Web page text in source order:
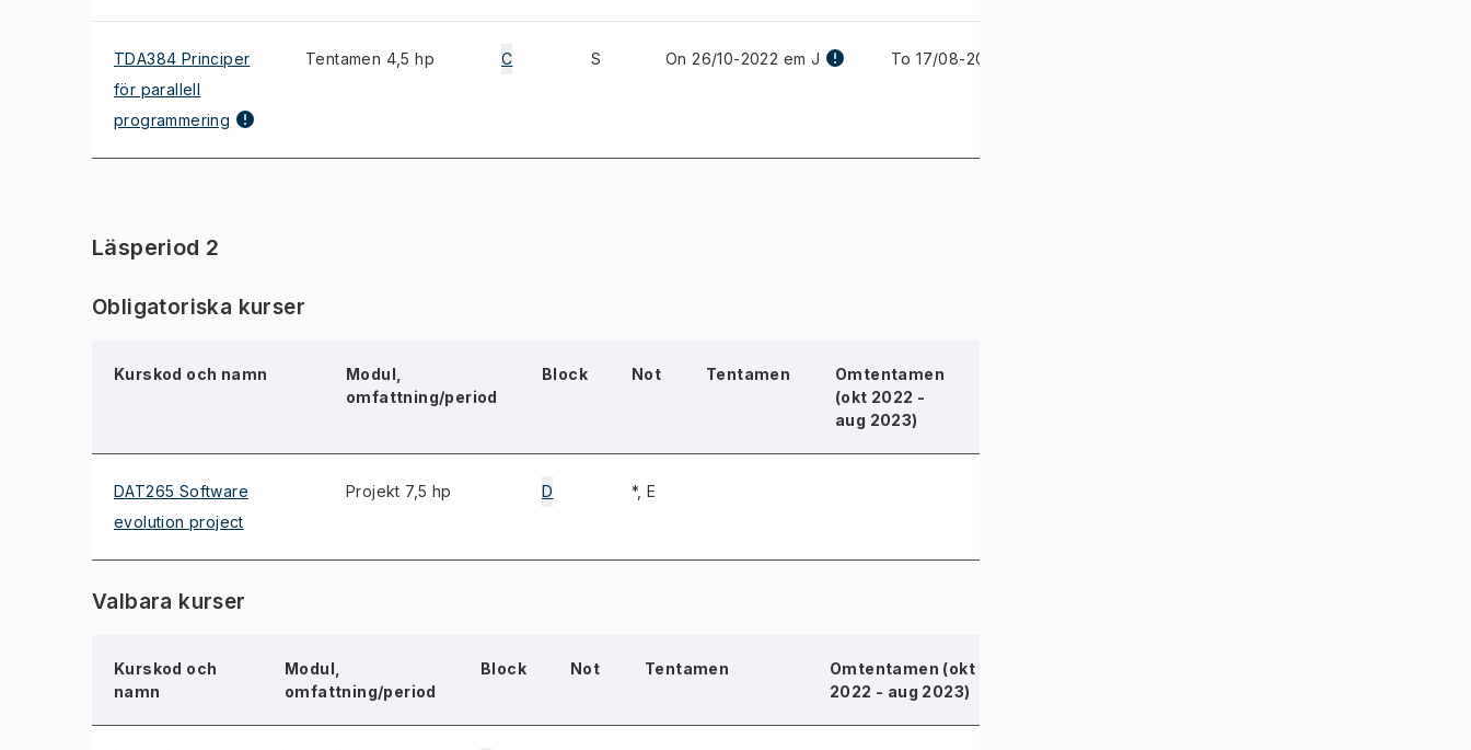
TDA384 Principer
för parallell
programmering
Tentamen 4,5 hp C S On 26/10-2022 em J To 17/08-2023 em J
Läsperiod 2
Obligatoriska kurser
Kurskod och namn
Modul,
omfattning/period
Block Not Tentamen
Omtentamen
(okt 2022 -
aug 2023)
DAT265 Software
evolution project
Projekt 7,5 hp D *, E
Valbara kurser
Kurskod och
namn
Modul,
omfattning/period
Block Not Tentamen
Omtentamen (okt
2022 - aug 2023)